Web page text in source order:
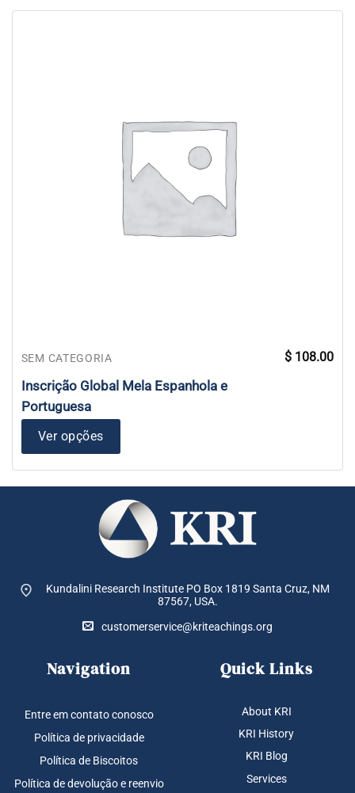
SEM CATEGORIA
Inscrição Global Mela Espanhola e
Portuguesa
$ 108.00
Ver opções
Kundalini Research Institute PO Box 1819 Santa Cruz, NM
87567, USA.
customerservice@kriteachings.org
Navigation
Entre em contato conosco
Política de privacidade
Política de Biscoitos
Política de devolução e reenvio
Quick Links
About KRI
KRI History
KRI Blog
Services